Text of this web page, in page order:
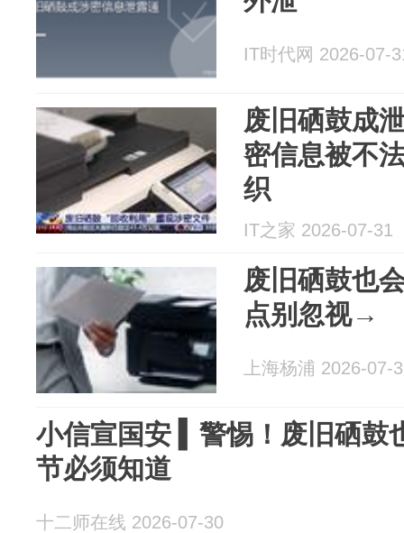
IT时代网 2026-07-
废旧硒鼓成
密信息被不
织
IT之家 2026-07-31
废旧硒鼓也
点别忽视→
上海杨浦 2026-07-
小信宣国安 ▍警惕！废旧硒鼓
节必须知道
十二师在线 2026-07-30